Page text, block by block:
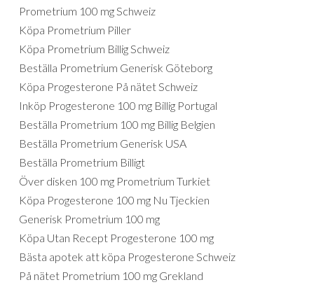
Prometrium 100 mg Schweiz
Köpa Prometrium Piller
Köpa Prometrium Billig Schweiz
Beställa Prometrium Generisk Göteborg
Köpa Progesterone På nätet Schweiz
Inköp Progesterone 100 mg Billig Portugal
Beställa Prometrium 100 mg Billig Belgien
Beställa Prometrium Generisk USA
Beställa Prometrium Billigt
Över disken 100 mg Prometrium Turkiet
Köpa Progesterone 100 mg Nu Tjeckien
Generisk Prometrium 100 mg
Köpa Utan Recept Progesterone 100 mg
Bästa apotek att köpa Progesterone Schweiz
På nätet Prometrium 100 mg Grekland